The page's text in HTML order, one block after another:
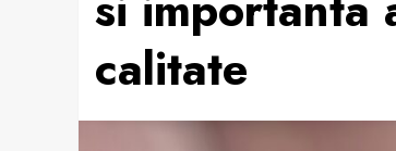
calitate